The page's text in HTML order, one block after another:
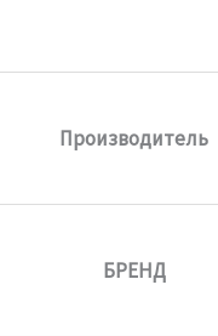
Производитель
БРЕНД